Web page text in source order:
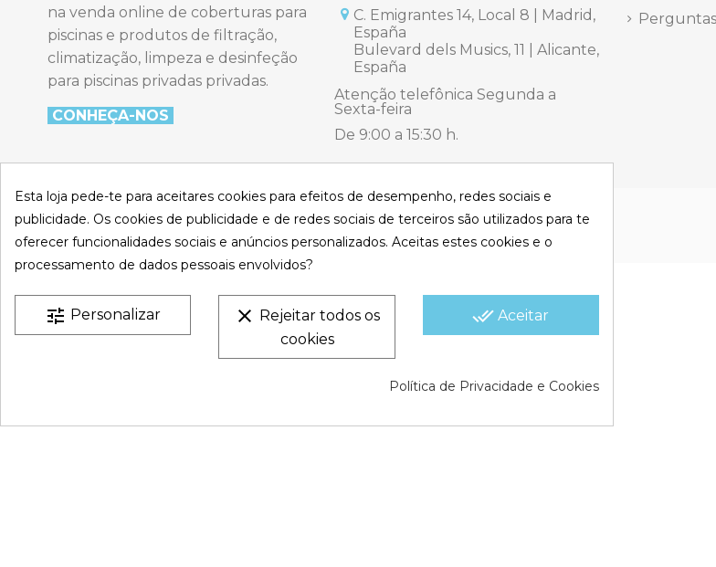
na venda online de coberturas para
piscinas e produtos de filtração,
climatização, limpeza e desinfeção
para piscinas privadas privadas.
CONHEÇA-NOS
C. Emigrantes 14, Local 8 | Madrid,
España
Bulevard dels Musics, 11 | Alicante,
España
Atenção telefônica Segunda a
Sexta-feira
De 9:00 a 15:30 h.
VESTATEX © 2026 |Aviso legal |Termos e Condições | Política de Cookies |Política de
Privacidade |Mapa do site
Esta loja pede-te para aceitares cookies para efeitos de desempenho, redes sociais e
publicidade. Os cookies de publicidade e de redes sociais de terceiros são utilizados para te
oferecer funcionalidades sociais e anúncios personalizados. Aceitas estes cookies e o
processamento de dados pessoais envolvidos?
done_all Aceitar
clear Rejeitar todos os
cookies
tune Personalizar
Política de Privacidade e Cookies